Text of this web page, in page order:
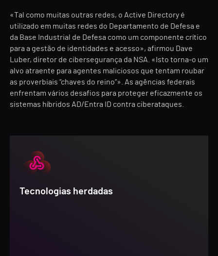
«Tal como muitas outras redes, o Active Directory é
utilizado em muitas redes do Departamento de Defesa e
da Base Industrial de Defesa como um componente crítico
para a gestão de identidades e acesso», afirmou Dave
Luber, diretor de cibersegurança da NSA. «Isto torna-o um
alvo atraente para agentes maliciosos que tentam roubar
as proverbiais “chaves do reino”». As agências federais
enfrentam vários desafios para proteger eficazmente os
sistemas híbridos AD/Entra ID contra ciberataques.
Tecnologias herdadas